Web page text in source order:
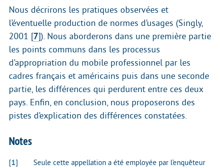
Nous décrirons les pratiques observées et
l’éventuelle production de normes d’usages (Singly,
2001 [7]). Nous aborderons dans une première partie
les points communs dans les processus
d’appropriation du mobile professionnel par les
cadres français et américains puis dans une seconde
partie, les différences qui perdurent entre ces deux
pays. Enfin, en conclusion, nous proposerons des
pistes d’explication des différences constatées.
Notes
[1]
Seule cette appellation a été employée par l’enquêteur